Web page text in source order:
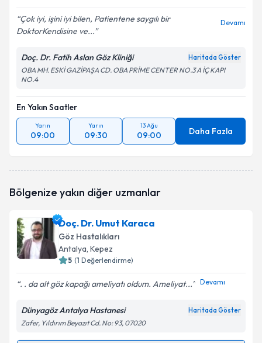
Çok iyi, işini iyi bilen, Patientene saygılı bir
DoktorKendisine ve...
Devamı
Doç. Dr. Fatih Aslan Göz Kliniği Haritada Göster
OBA MH. ESKİ GAZİPAŞA CD. OBA PRİME CENTER NO.3 A İÇ KAPI
NO.4
En Yakın Saatler
Yarın
09:00
Yarın
09:30
13 Ağu
09:00 Daha Fazla
Bölgenize yakın diğer uzmanlar
Doç. Dr. Umut Karaca
Göz Hastalıkları
Antalya, Kepez
5 (1 Değerlendirme)
. . da alt göz kapağı ameliyatı oldum. Ameliyat... Devamı
Dünyagöz Antalya Hastanesi Haritada Göster
Zafer, Yıldırım Beyazıt Cd. No: 93, 07020